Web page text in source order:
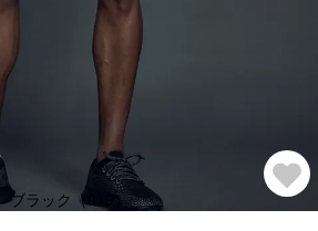
ブラック（019）